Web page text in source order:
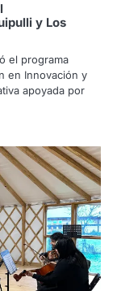
y Los
el programa
en Innovación y
apoyada por